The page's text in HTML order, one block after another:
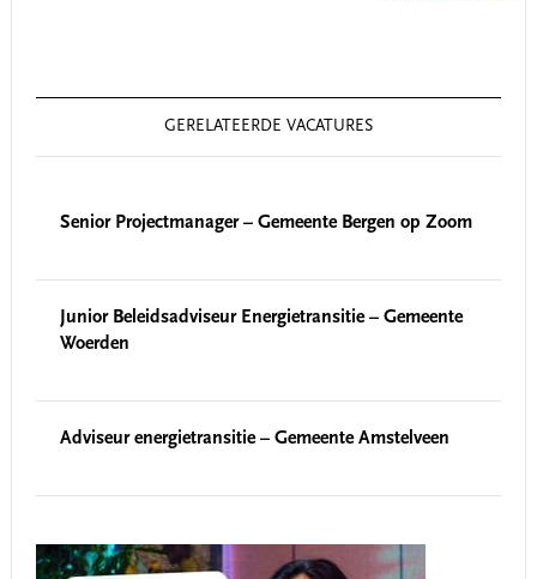
GERELATEERDE VACATURES
Senior Projectmanager – Gemeente Bergen op Zoom
Junior Beleidsadviseur Energietransitie – Gemeente
Woerden
Adviseur energietransitie – Gemeente Amstelveen